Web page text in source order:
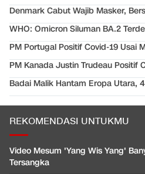
Denmark Cabut Wajib Masker,
WHO: Omicron Siluman BA.2
PM Portugal Positif Covid-19 Usai
PM Kanada Justin Trudeau Positif
Badai Malik Hantam Eropa Utara,
REKOMENDASI UNTUKMU
Video Mesum 'Yang Wis Yang'
Tersangka